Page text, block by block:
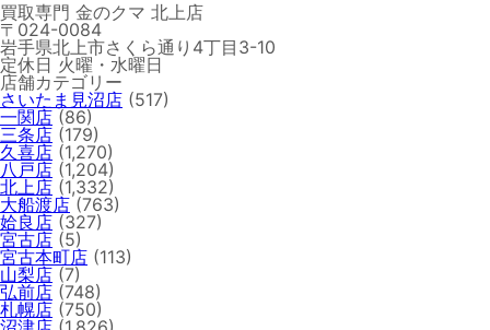
買取専門 金のクマ 北上店
〒024-0084
岩手県北上市さくら通り4丁目3-10
定休日 火曜・水曜日
店舗カテゴリー
さいたま見沼店 (517)
一関店 (86)
三条店 (179)
久喜店 (1,270)
八戸店 (1,204)
北上店 (1,332)
大船渡店 (763)
姶良店 (327)
宮古店 (5)
宮古本町店 (113)
山梨店 (7)
弘前店 (748)
札幌店 (750)